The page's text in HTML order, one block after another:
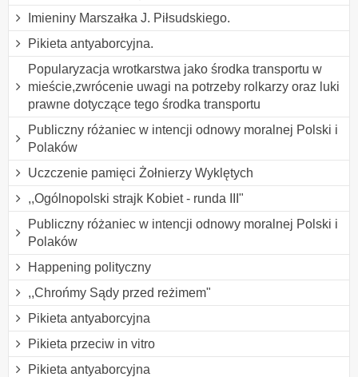
Imieniny Marszałka J. Piłsudskiego.
Pikieta antyaborcyjna.
Popularyzacja wrotkarstwa jako środka transportu w
mieście,zwrócenie uwagi na potrzeby rolkarzy oraz luki
prawne dotyczące tego środka transportu
Publiczny różaniec w intencji odnowy moralnej Polski i
Polaków
Uczczenie pamięci Żołnierzy Wyklętych
,,Ogólnopolski strajk Kobiet - runda III"
Publiczny różaniec w intencji odnowy moralnej Polski i
Polaków
Happening polityczny
,,Chrońmy Sądy przed reżimem"
Pikieta antyaborcyjna
Pikieta przeciw in vitro
Pikieta antyaborcyjna